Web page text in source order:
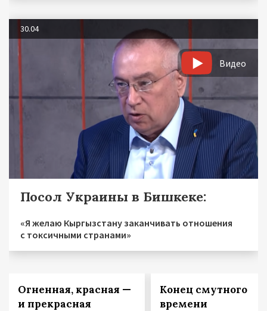
30.04
Видео
Посол Украины в Бишкеке:
«Я желаю Кыргызстану заканчивать отношения
с токсичными странами»
Огненная, красная —
и прекрасная
Конец смутного
времени